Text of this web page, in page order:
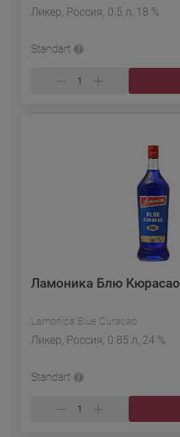
Ликер, Россия, 0.5 л, 18 %
Standart
Ламоника Блю Кюрасао
Lamonica Blue Curacao
Ликер, Россия, 0.85 л, 24 %
Standart